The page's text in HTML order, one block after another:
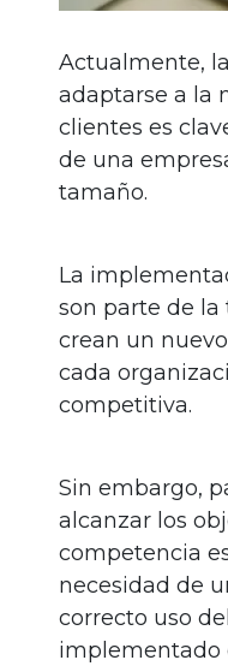
Actualmente,
adaptarse a la
clientes es
de una
tamaño.
La
son parte de
crean un
cada
competitiva.
Sin embargo,
alcanzar los
competencia
necesidad de
correcto uso
implementado